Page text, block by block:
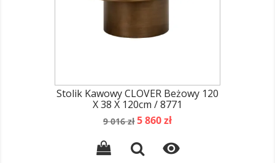
Stolik Kawowy CLOVER Beżowy 120
X 38 X 120cm / 8771
Cena
9 016 zł Cena
5 860 zł
